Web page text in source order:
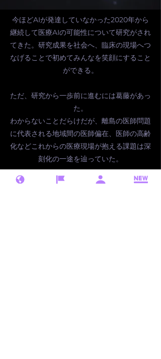
今ほどAIが発達していなかった2020年から
継続して医療AIの可能性について研究がされ
てきた。研究成果を社会へ、臨床の現場へつ
なげることで初めてみんなを笑顔にすること
ができる。
​ただ、研究から一歩前に進むには葛藤があっ
た。
わからないことだらけだが、離島の医師問題
に代表される地域間の医師偏在、医師の高齢
化などこれからの医療現場が抱える課題は深
刻化の一途を辿っていた。
AIが仕事を奪う。などと言われるかもしれな